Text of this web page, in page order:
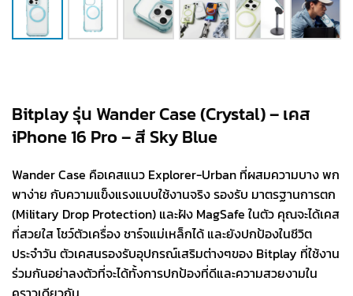
Bitplay รุ่น Wander Case (Crystal) – เคส
iPhone 16 Pro – สี Sky Blue
Wander Case คือเคสแนว Explorer-Urban ที่ผสมความบาง พก
พาง่าย กับความแข็งแรงแบบใช้งานจริง รองรับ มาตรฐานการตก
(Military Drop Protection) และฝัง MagSafe ในตัว คุณจะได้เคส
ที่สวยใส โชว์ตัวเครื่อง ชาร์จแม่เหล็กได้ และยังปกป้องในชีวิต
ประจำวัน ตัวเคสนรองรับอุปกรณ์เสริมต่างๆของ Bitplay ที่ใช้งาน
ร่วมกันอย่าลงตัวที่จะได้ทั้งการปกป้องที่ดีและความสวยงามใน